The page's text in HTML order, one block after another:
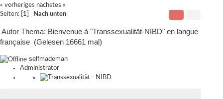
« vorheriges nächstes »
Seiten: [ 1 Nach unten
Autor Thema: Bienvenue à "Transsexualität-NIBD" en langue
française (Gelesen 16661 mal)
selfmademan
Administrator